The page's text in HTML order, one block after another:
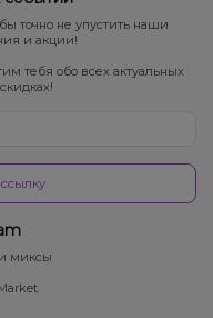
точно не упустить наши
и акции!
тебя обо всех актуальных
миксы